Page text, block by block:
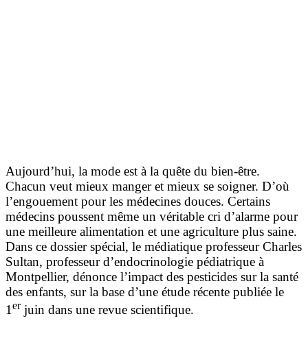
Aujourd’hui, la mode est à la quête du bien-être.
Chacun veut mieux manger et mieux se soigner. D’où
l’engouement pour les médecines douces. Certains
médecins poussent même un véritable cri d’alarme pour
une meilleure alimentation et une agriculture plus saine.
Dans ce dossier spécial, le médiatique professeur Charles
Sultan, professeur d’endocrinologie pédiatrique à
Montpellier, dénonce l’impact des pesticides sur la santé
des enfants, sur la base d’une étude récente publiée le
1 erjuin dans une revue scientifique.